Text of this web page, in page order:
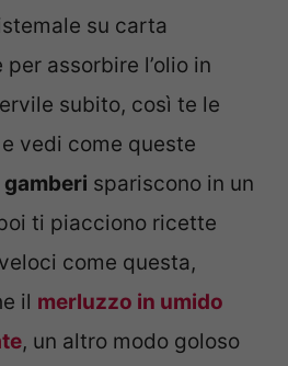
su carta
assorbire l’olio in
subito, così te le
vedi come queste
spariscono in un
ti piacciono ricette
come questa,
il merluzzo in umido
, un altro modo goloso